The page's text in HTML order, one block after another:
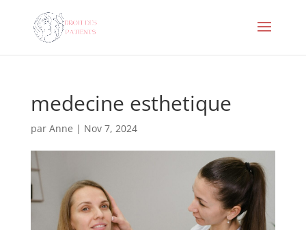
medecine esthetique
par Anne | Nov 7, 2024